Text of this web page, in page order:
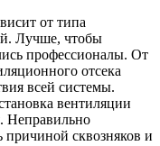
от типа
Лучше, чтобы
профессионалы. От
отсека
всей системы.
вентиляции
Неправильно
причиной сквозняков и